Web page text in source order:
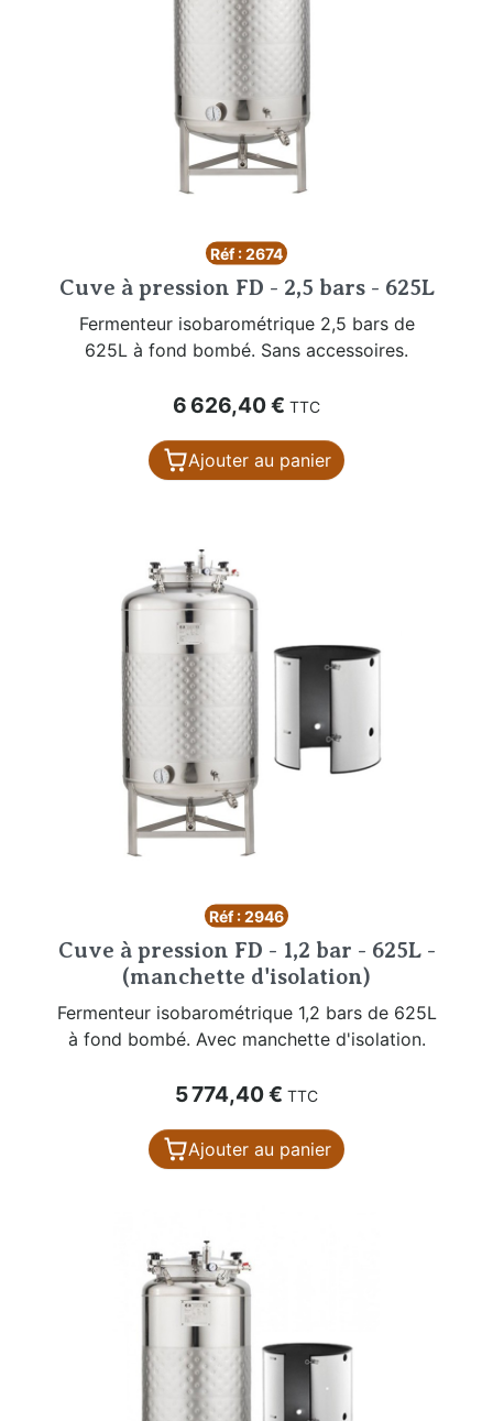
Réf : 2674
Cuve à pression FD - 2,5 bars - 625L
Fermenteur isobarométrique 2,5 bars de
625L à fond bombé. Sans accessoires.
Prix
6 626,40 € TTC
Ajouter au panier
Réf : 2946
Cuve à pression FD - 1,2 bar - 625L -
(manchette d'isolation)
Fermenteur isobarométrique 1,2 bars de 625L
à fond bombé. Avec manchette d'isolation.
Prix
5 774,40 € TTC
Ajouter au panier